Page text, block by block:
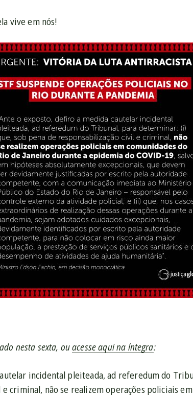
vive em nós!
nesta sexta, ouacesse aqui na íntegra:
incidental pleiteada, ad referedum do
criminal, não se realizem operações policiais